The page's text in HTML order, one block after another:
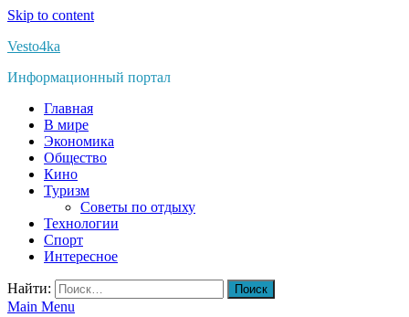
Skip to content
Vesto4ka
Информационный портал
Главная
В мире
Экономика
Общество
Кино
Туризм
Советы по отдыху
Технологии
Спорт
Интересное
Найти:
Main Menu